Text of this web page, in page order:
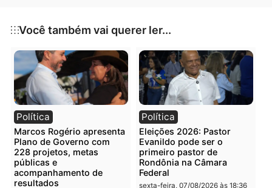
Publicidade
Categorias
Rondônia
Você também vai querer ler...